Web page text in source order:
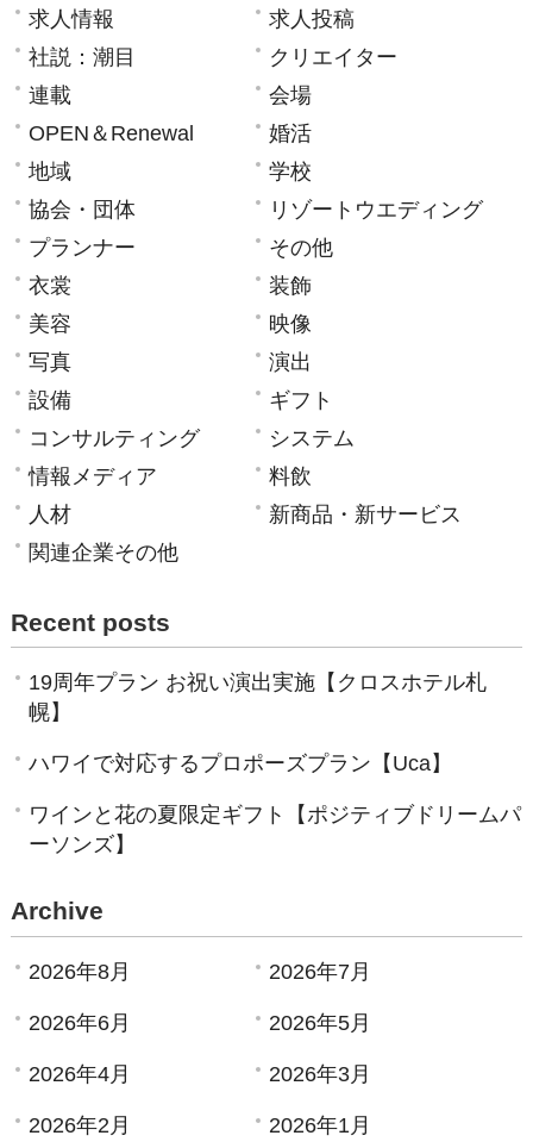
求人情報
求人投稿
社説：潮目
クリエイター
連載
会場
OPEN＆Renewal
婚活
地域
学校
協会・団体
リゾートウエディング
プランナー
その他
衣裳
装飾
美容
映像
写真
演出
設備
ギフト
コンサルティング
システム
情報メディア
料飲
人材
新商品・新サービス
関連企業その他
Recent posts
19周年プラン お祝い演出実施【クロスホテル札
幌】
ハワイで対応するプロポーズプラン【Uca】
ワインと花の夏限定ギフト【ポジティブドリームパ
ーソンズ】
Archive
2026年8月 2026年7月
2026年6月 2026年5月
2026年4月 2026年3月
2026年2月 2026年1月